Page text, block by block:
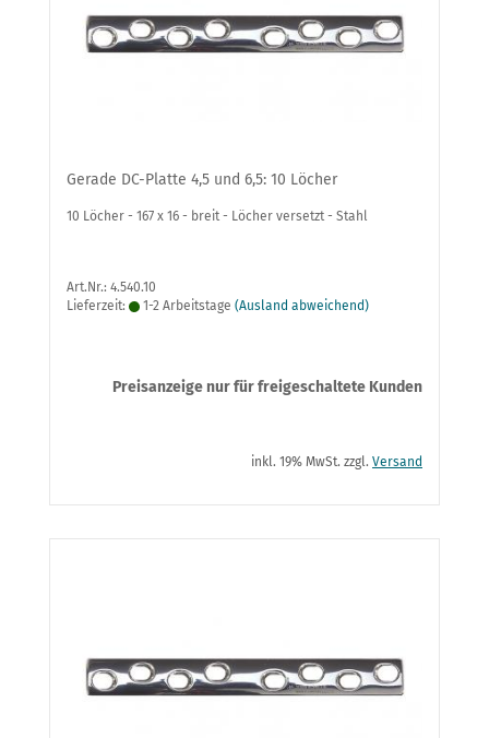
Gerade DC-Platte 4,5 und 6,5: 10 Löcher
10 Löcher - 167 x 16 - breit - Löcher versetzt - Stahl
Art.Nr.: 4.540.10
Lieferzeit:
1-2 Arbeitstage (Ausland abweichend)
Preisanzeige nur für freigeschaltete Kunden
inkl. 19% MwSt. zzgl. Versand